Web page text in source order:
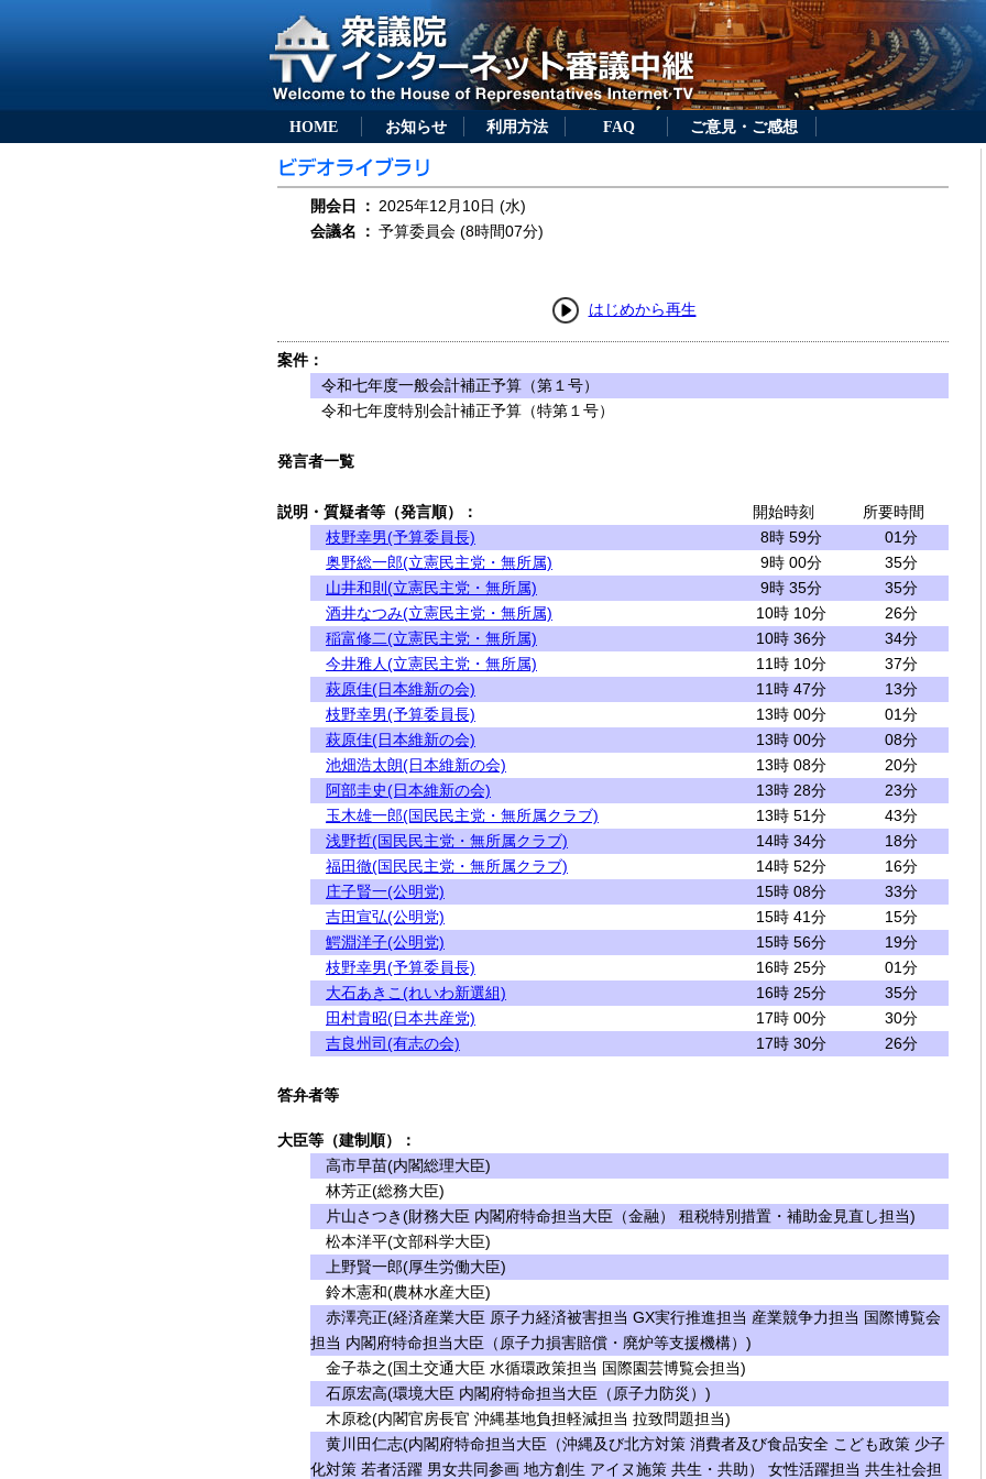
HOME お知らせ 利用方法 FAQ ご意見・ご感想
開会日 ： 2025年12月10日 (水)
会議名
： 予算委員会 (8時間07分)
はじめから再生
案件：
令和七年度一般会計補正予算（第１号）
令和七年度特別会計補正予算（特第１号）
発言者一覧
説明・質疑者等（発言順）： 開始時刻
所要時間
枝野幸男(予算委員長)
8時 59分
01分
奥野総一郎(立憲民主党・無所属)
9時 00分
35分
山井和則(立憲民主党・無所属)
9時 35分
35分
酒井なつみ(立憲民主党・無所属)
10時 10分
26分
稲富修二(立憲民主党・無所属)
10時 36分
34分
今井雅人(立憲民主党・無所属)
11時 10分
37分
萩原佳(日本維新の会)
11時 47分
13分
枝野幸男(予算委員長)
13時 00分
01分
萩原佳(日本維新の会)
13時 00分
08分
池畑浩太朗(日本維新の会)
13時 08分
20分
阿部圭史(日本維新の会)
13時 28分
23分
玉木雄一郎(国民民主党・無所属クラブ)
13時 51分
43分
浅野哲(国民民主党・無所属クラブ)
14時 34分
18分
福田徹(国民民主党・無所属クラブ)
14時 52分
16分
庄子賢一(公明党)
15時 08分
33分
吉田宣弘(公明党)
15時 41分
15分
鰐淵洋子(公明党)
15時 56分
19分
枝野幸男(予算委員長)
16時 25分
01分
大石あきこ(れいわ新選組)
16時 25分
35分
田村貴昭(日本共産党)
17時 00分
30分
吉良州司(有志の会)
17時 30分 26分
答弁者等
大臣等（建制順）：
高市早苗(内閣総理大臣)
林芳正(総務大臣)
片山さつき(財務大臣 内閣府特命担当大臣（金融） 租税特別措置・補助金見直し担当)
松本洋平(文部科学大臣)
上野賢一郎(厚生労働大臣)
鈴木憲和(農林水産大臣)
赤澤亮正(経済産業大臣 原子力経済被害担当 GX実行推進担当 産業競争力担当 国際博覧会
担当 内閣府特命担当大臣（原子力損害賠償・廃炉等支援機構）)
金子恭之(国土交通大臣 水循環政策担当 国際園芸博覧会担当)
石原宏高(環境大臣 内閣府特命担当大臣（原子力防災）)
木原稔(内閣官房長官 沖縄基地負担軽減担当 拉致問題担当)
黄川田仁志(内閣府特命担当大臣（沖縄及び北方対策 消費者及び食品安全 こども政策 少子
化対策 若者活躍 男女共同参画 地方創生 アイヌ施策 共生・共助） 女性活躍担当 共生社会担